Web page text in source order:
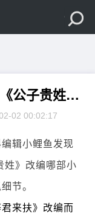
《公子贵姓》原著小说介绍 《公子贵姓》改编哪部小说
02 00:02:17
辑小鲤鱼发现
姓》改编哪部小
节。
来扶》改编而